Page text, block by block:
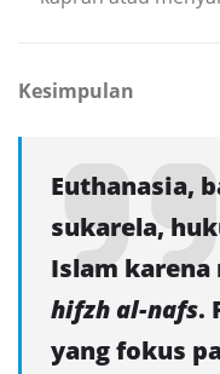
Kesimpulan
Euthanasia,
sukarela,
Islam
hifzh al-nafs.
yang fokus